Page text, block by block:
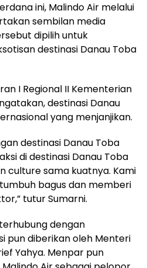
ini, Malindo Air melalui
sembilan media
dipilih untuk
destinasi Danau Toba
I Regional II Kementerian
destinasi Danau
yang menjanjikan.
destinasi Danau Toba
di destinasi Danau Toba
culture sama kuatnya. Kami
bagus dan memberi
tutur Sumarni.
dengan
pun diberikan oleh Menteri
Yahya. Menpar pun